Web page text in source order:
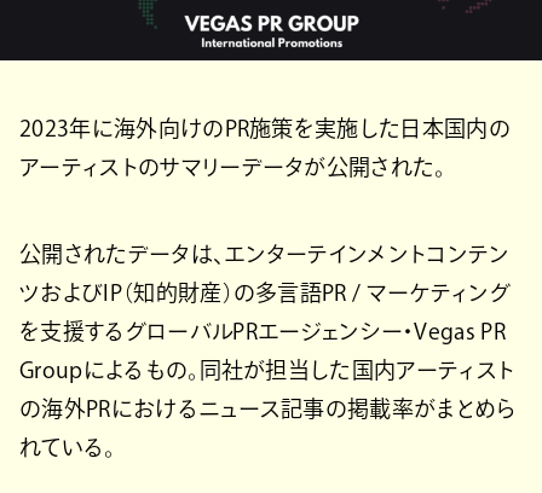
2023年に海外向けのPR施策を実施した日本国内の
アーティストのサマリーデータが公開された。
公開されたデータは、エンターテインメントコンテン
ツおよびIP（知的財産）の多言語PR / マーケティング
を支援するグローバルPRエージェンシー・Vegas PR
Groupによるもの。同社が担当した国内アーティスト
の海外PRにおけるニュース記事の掲載率がまとめら
れている。